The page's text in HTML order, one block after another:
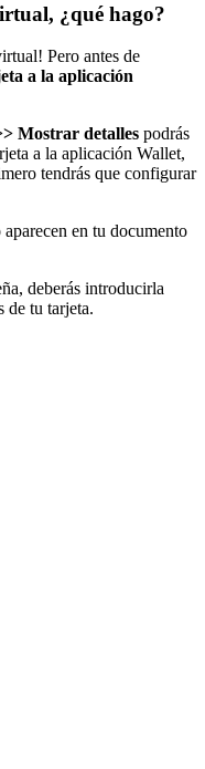
¿qué hago?
! Pero antes de
a la aplicación
> Mostrar detalles podrás
a la aplicación Wallet,
tendrás que configurar
aparecen en tu documento
ña, deberás introducirla
de tu tarjeta.